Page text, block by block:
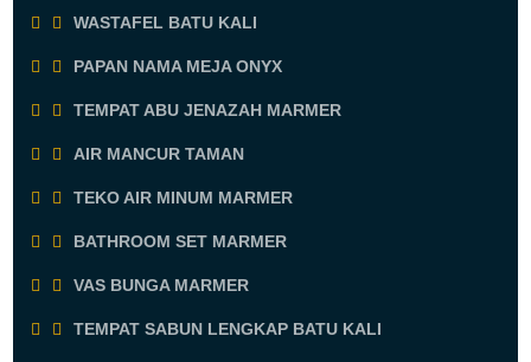
WASTAFEL BATU KALI
PAPAN NAMA MEJA ONYX
TEMPAT ABU JENAZAH MARMER
AIR MANCUR TAMAN
TEKO AIR MINUM MARMER
BATHROOM SET MARMER
VAS BUNGA MARMER
TEMPAT SABUN LENGKAP BATU KALI